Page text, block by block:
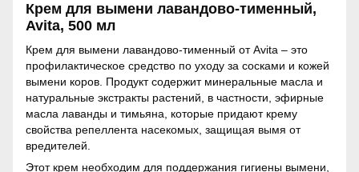
Крем для вымени лавандово-тименный,
Avita, 500 мл
Крем для вымени лавандово-тименный от Avita – это
профилактическое средство по уходу за сосками и кожей
вымени коров. Продукт содержит минеральные масла и
натуральные экстракты растений, в частности, эфирные
масла лаванды и тимьяна, которые придают крему
свойства репеллента насекомых, защищая вымя от
вредителей.
Этот крем необходим для поддержания гигиены вымени,